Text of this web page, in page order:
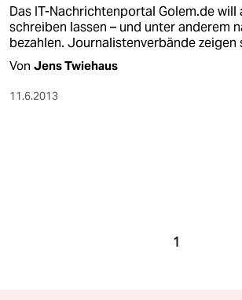
Das IT-Nachrichtenportal Golem.de will
schreiben lassen – und unter anderem
bezahlen. Journalistenverbände zeigen
Von Jens Twiehaus
11.6.2013
1